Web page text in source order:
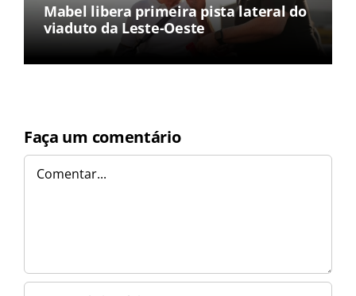
Mabel libera primeira pista lateral do
viaduto da Leste-Oeste
Faça um comentário
Comentar